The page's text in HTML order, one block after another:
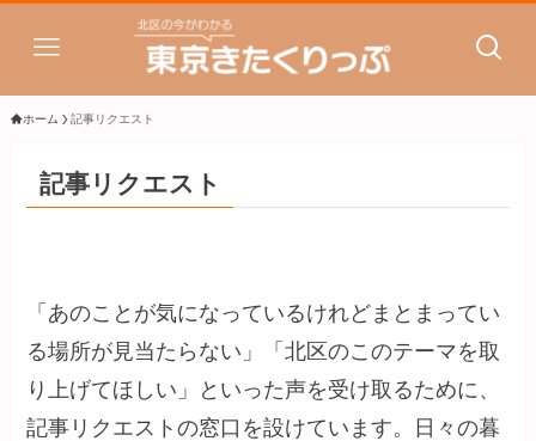
ホーム 記事リクエスト
記事リクエスト
「あのことが気になっているけれどまとまってい
る場所が見当たらない」「北区のこのテーマを取
り上げてほしい」といった声を受け取るために、
記事リクエストの窓口を設けています。日々の暮